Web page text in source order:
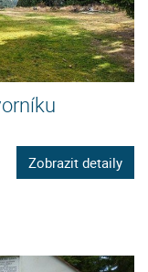
Zobrazit detaily